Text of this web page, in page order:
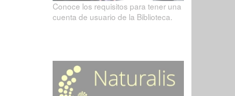
Conoce los requisitos para tener una
cuenta de usuario de la Biblioteca.